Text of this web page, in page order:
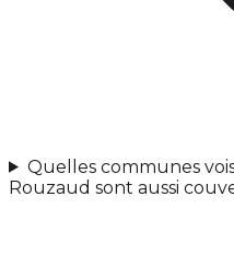
Quelles communes
Rouzaud sont aussi